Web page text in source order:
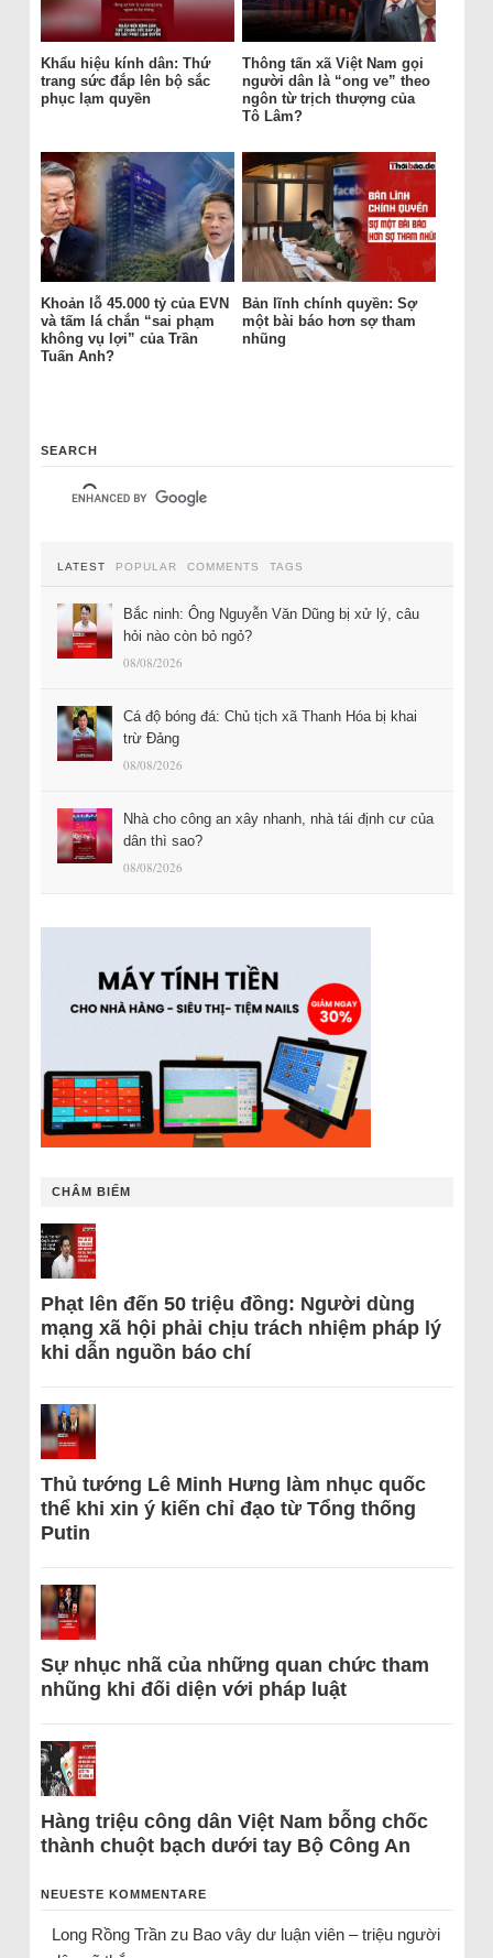
Khẩu hiệu kính dân: Thứ
trang sức đắp lên bộ sắc
phục lạm quyền
Thông tấn xã Việt Nam gọi
người dân là “ong ve” theo
ngôn từ trịch thượng của
Tô Lâm?
Khoản lỗ 45.000 tỷ của EVN
và tấm lá chắn “sai phạm
không vụ lợi” của Trần
Tuấn Anh?
Bản lĩnh chính quyền: Sợ
một bài báo hơn sợ tham
nhũng
SEARCH
LATEST POPULAR COMMENTS TAGS
Bắc ninh: Ông Nguyễn Văn Dũng bị xử lý, câu
hỏi nào còn bỏ ngỏ?
08/08/2026
Cá độ bóng đá: Chủ tịch xã Thanh Hóa bị khai
trừ Đảng
08/08/2026
Nhà cho công an xây nhanh, nhà tái định cư của
dân thì sao?
08/08/2026
CHÂM BIẾM
Phạt lên đến 50 triệu đồng: Người dùng
mạng xã hội phải chịu trách nhiệm pháp lý
khi dẫn nguồn báo chí
Thủ tướng Lê Minh Hưng làm nhục quốc
thể khi xin ý kiến chỉ đạo từ Tổng thống
Putin
Sự nhục nhã của những quan chức tham
nhũng khi đối diện với pháp luật
Hàng triệu công dân Việt Nam bỗng chốc
thành chuột bạch dưới tay Bộ Công An
NEUESTE KOMMENTARE
Long Rồng Trầnzu Bao vây dư luận viên – triệu người